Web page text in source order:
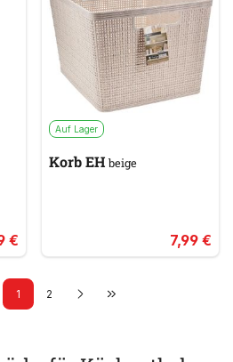
€
Auf Lager
Korb EH beige
7,99 €
1 2